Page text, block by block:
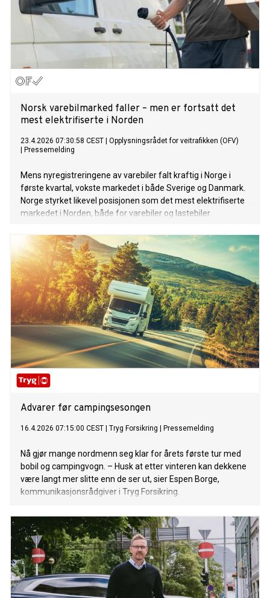
Norsk varebilmarked faller – men er fortsatt det
mest elektrifiserte i Norden
23.4.2026 07:30:58 CEST
Opplysningsrådet for veitrafikken (OFV)
Pressemelding
Mens nyregistreringene av varebiler falt kraftig i Norge i
første kvartal, vokste markedet i både Sverige og Danmark.
Norge styrket likevel posisjonen som det mest elektrifiserte
markedet i Norden, både for varebiler og lastebiler.
Advarer før campingsesongen
16.4.2026 07:15:00 CEST Tryg Forsikring Pressemelding
Nå gjør mange nordmenn seg klar for årets første tur med
bobil og campingvogn. – Husk at etter vinteren kan dekkene
være langt mer slitte enn de ser ut, sier Espen Borge,
kommunikasjonsrådgiver i Tryg Forsikring.